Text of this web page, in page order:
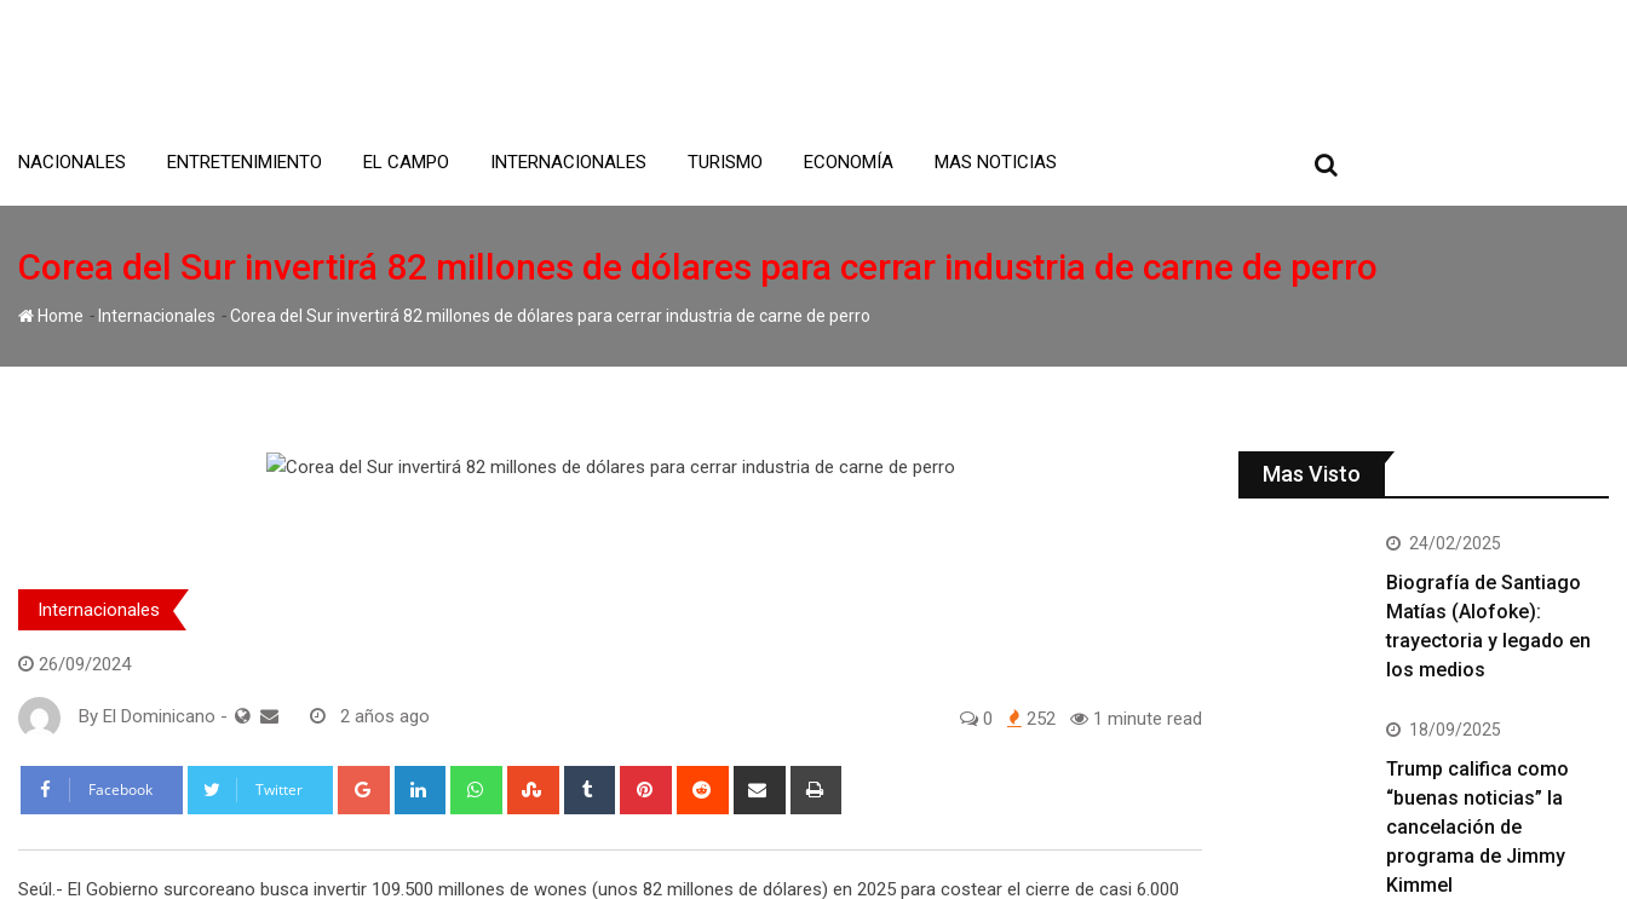
NACIONALES ENTRETENIMIENTO EL CAMPO INTERNACIONALES TURISMO ECONOMÍA MAS NOTICIAS
Corea del Sur invertirá 82 millones de dólares para cerrar industria de carne de perro
Home - Internacionales -Corea del Sur invertirá 82 millones de dólares para cerrar industria de carne de perro
Internacionales
26/09/2024
By El Dominicano - 2 años ago 0 252 1 minute read
Facebook Twitter Google+ LinkedIn WhatsappStumbleUpon
Tumblr Pinterest Reddit
Share
Seúl.- El Gobierno surcoreano busca invertir 109.500 millones de wones (unos 82 millones de dólares) en 2025 para costear el cierre de casi 6.000
Mas Visto
24/02/2025
Biografía de Santiago
Matías (Alofoke):
trayectoria y legado en
los medios
18/09/2025
Trump califica como
“buenas noticias” la
cancelación de
programa de Jimmy
Kimmel